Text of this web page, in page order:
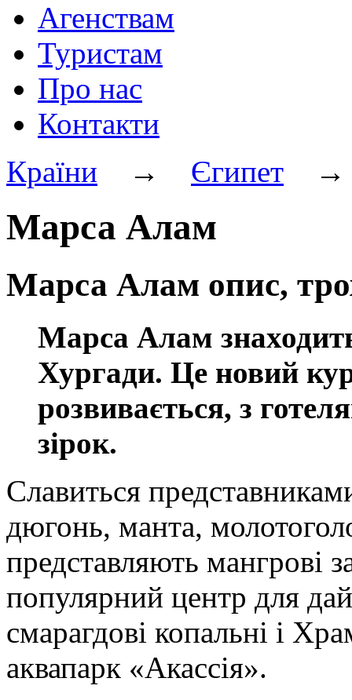
Агенствам
Туристам
Про нас
Контакти
Країни → Єгипет →
Марса Алам
Марса Алам опис,
Марса Алам
Хургади. Це новий
розвивається, з
зірок.
Славиться
дюгонь, манта,
представляють мангрові
популярний центр для
смарагдові копальні і
аквапарк «Акассія».